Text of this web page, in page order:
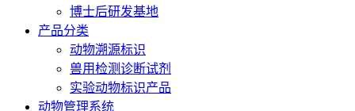
博士后研发基地
产品分类
动物溯源标识
兽用检测诊断试剂
实验动物标识产品
动物管理系统